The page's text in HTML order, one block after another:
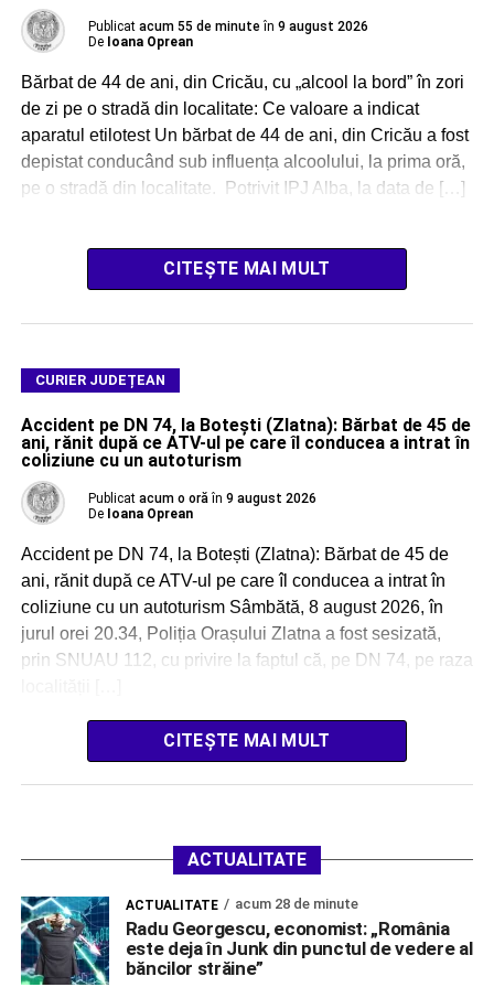
Publicat acum 55 de minute în 9 august 2026
De Ioana Oprean
Bărbat de 44 de ani, din Cricău, cu „alcool la bord” în zori
de zi pe o stradă din localitate: Ce valoare a indicat
aparatul etilotest Un bărbat de 44 de ani, din Cricău a fost
depistat conducând sub influența alcoolului, la prima oră,
pe o stradă din localitate. Potrivit IPJ Alba, la data de […]
CITEȘTE MAI MULT
CURIER JUDEȚEAN
Accident pe DN 74, la Botești (Zlatna): Bărbat de 45 de
ani, rănit după ce ATV-ul pe care îl conducea a intrat în
coliziune cu un autoturism
Publicat acum o oră în 9 august 2026
De Ioana Oprean
Accident pe DN 74, la Botești (Zlatna): Bărbat de 45 de
ani, rănit după ce ATV-ul pe care îl conducea a intrat în
coliziune cu un autoturism Sâmbătă, 8 august 2026, în
jurul orei 20.34, Poliția Orașului Zlatna a fost sesizată,
prin SNUAU 112, cu privire la faptul că, pe DN 74, pe raza
CITEȘTE MAI MULT
ACTUALITATE
ACTUALITATE acum 28 de minute
Radu Georgescu, economist: „România
este deja în Junk din punctul de vedere al
băncilor străine”